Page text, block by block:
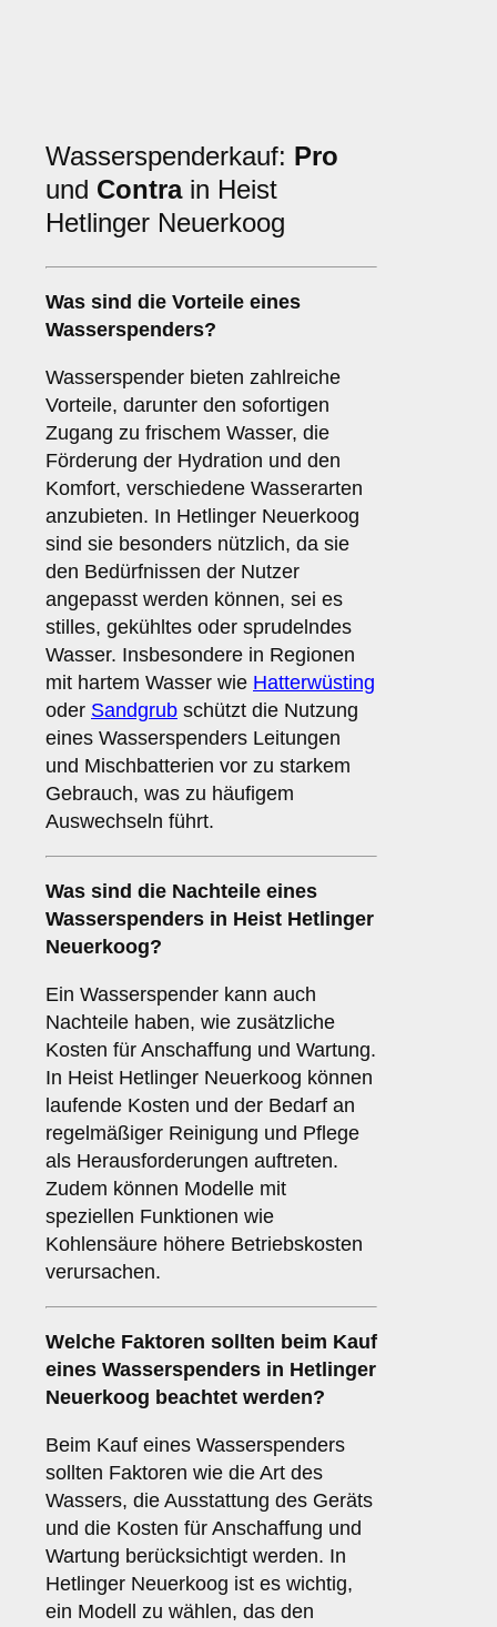
Wasserspenderkauf: Pro
und Contrain Heist
Hetlinger Neuerkoog
Was sind die Vorteile eines
Wasserspenders?
Wasserspender bieten zahlreiche
Vorteile, darunter den sofortigen
Zugang zu frischem Wasser, die
Förderung der Hydration und den
Komfort, verschiedene Wasserarten
anzubieten. In Hetlinger Neuerkoog
sind sie besonders nützlich, da sie
den Bedürfnissen der Nutzer
angepasst werden können, sei es
stilles, gekühltes oder sprudelndes
Wasser. Insbesondere in Regionen
mit hartem Wasser wie Hatterwüsting
oder Sandgrub schützt die Nutzung
eines Wasserspenders Leitungen
und Mischbatterien vor zu starkem
Gebrauch, was zu häufigem
Auswechseln führt.
Was sind die Nachteile eines
Wasserspenders in Heist Hetlinger
Neuerkoog?
Ein Wasserspender kann auch
Nachteile haben, wie zusätzliche
Kosten für Anschaffung und Wartung.
In Heist Hetlinger Neuerkoog können
laufende Kosten und der Bedarf an
regelmäßiger Reinigung und Pflege
als Herausforderungen auftreten.
Zudem können Modelle mit
speziellen Funktionen wie
Kohlensäure höhere Betriebskosten
verursachen.
Welche Faktoren sollten beim Kauf
eines Wasserspenders in Hetlinger
Neuerkoog beachtet werden?
Beim Kauf eines Wasserspenders
sollten Faktoren wie die Art des
Wassers, die Ausstattung des Geräts
und die Kosten für Anschaffung und
Wartung berücksichtigt werden. In
Hetlinger Neuerkoog ist es wichtig,
ein Modell zu wählen, das den